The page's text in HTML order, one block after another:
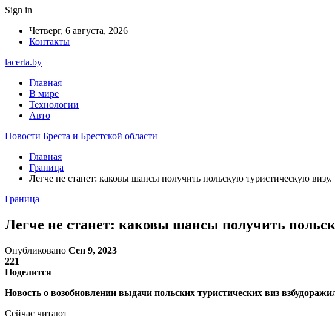
Sign in
Четверг, 6 августа, 2026
Контакты
lacerta.by
Главная
В мире
Технологии
Авто
Новости Бреста и Брестской области
Главная
Граница
Легче не станет: каковы шансы получить польскую туристическую визу.
Граница
Легче не станет: каковы шансы получить
Опубликовано Сен 9, 2023
221
Поделится
Новость о возобновлении выдачи польских туристических виз
Сейчас читают